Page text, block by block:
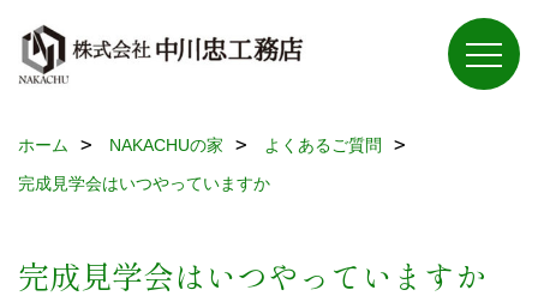
ホーム NAKACHUの家
よくあるご質問
完成見学会はいつやっていますか
完成見学会はいつやっていますか